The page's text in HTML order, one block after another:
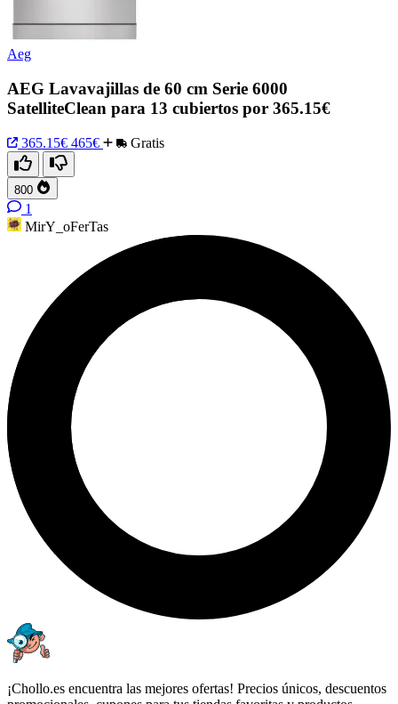
Aeg
AEG Lavavajillas de 60 cm Serie 6000
SatelliteClean para 13 cubiertos por 365.15€
365.15€ 465€ Gratis
800
1
MirY_oFerTas
¡Chollo.es encuentra las mejores ofertas! Precios únicos, descuentos